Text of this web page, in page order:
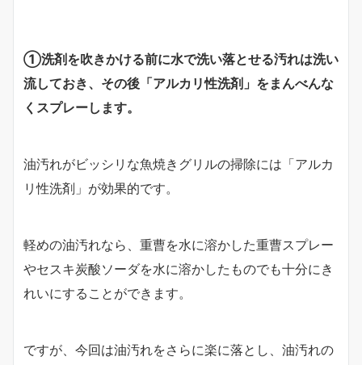
①洗剤を吹きかける前に水で洗い落とせる汚れは洗い
流しておき、その後「アルカリ性洗剤」をまんべんな
くスプレーします。
油汚れがビッシリな魚焼きグリルの掃除には「アルカ
リ性洗剤」が効果的です。
軽めの油汚れなら、重曹を水に溶かした重曹スプレー
やセスキ炭酸ソーダを水に溶かしたものでも十分にき
れいにすることができます。
ですが、今回は油汚れをさらに楽に落とし、油汚れの